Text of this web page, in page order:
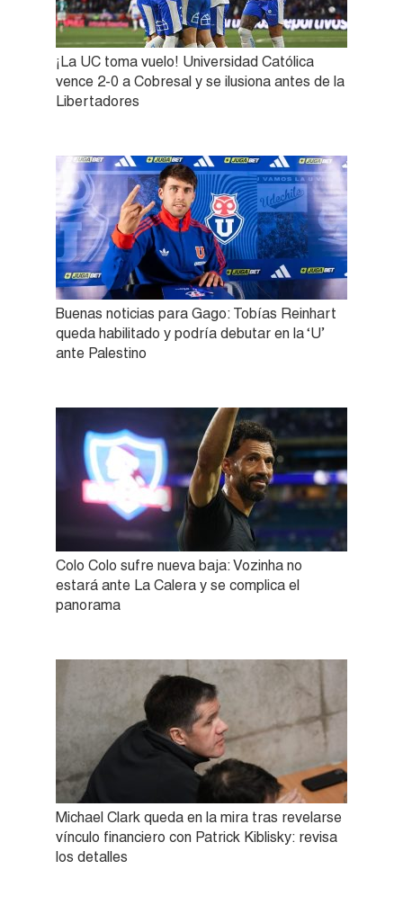
¡La UC toma vuelo! Universidad Católica
vence 2-0 a Cobresal y se ilusiona antes de la
Libertadores
Buenas noticias para Gago: Tobías Reinhart
queda habilitado y podría debutar en la ‘U’
ante Palestino
Colo Colo sufre nueva baja: Vozinha no
estará ante La Calera y se complica el
panorama
Michael Clark queda en la mira tras revelarse
vínculo financiero con Patrick Kiblisky: revisa
los detalles